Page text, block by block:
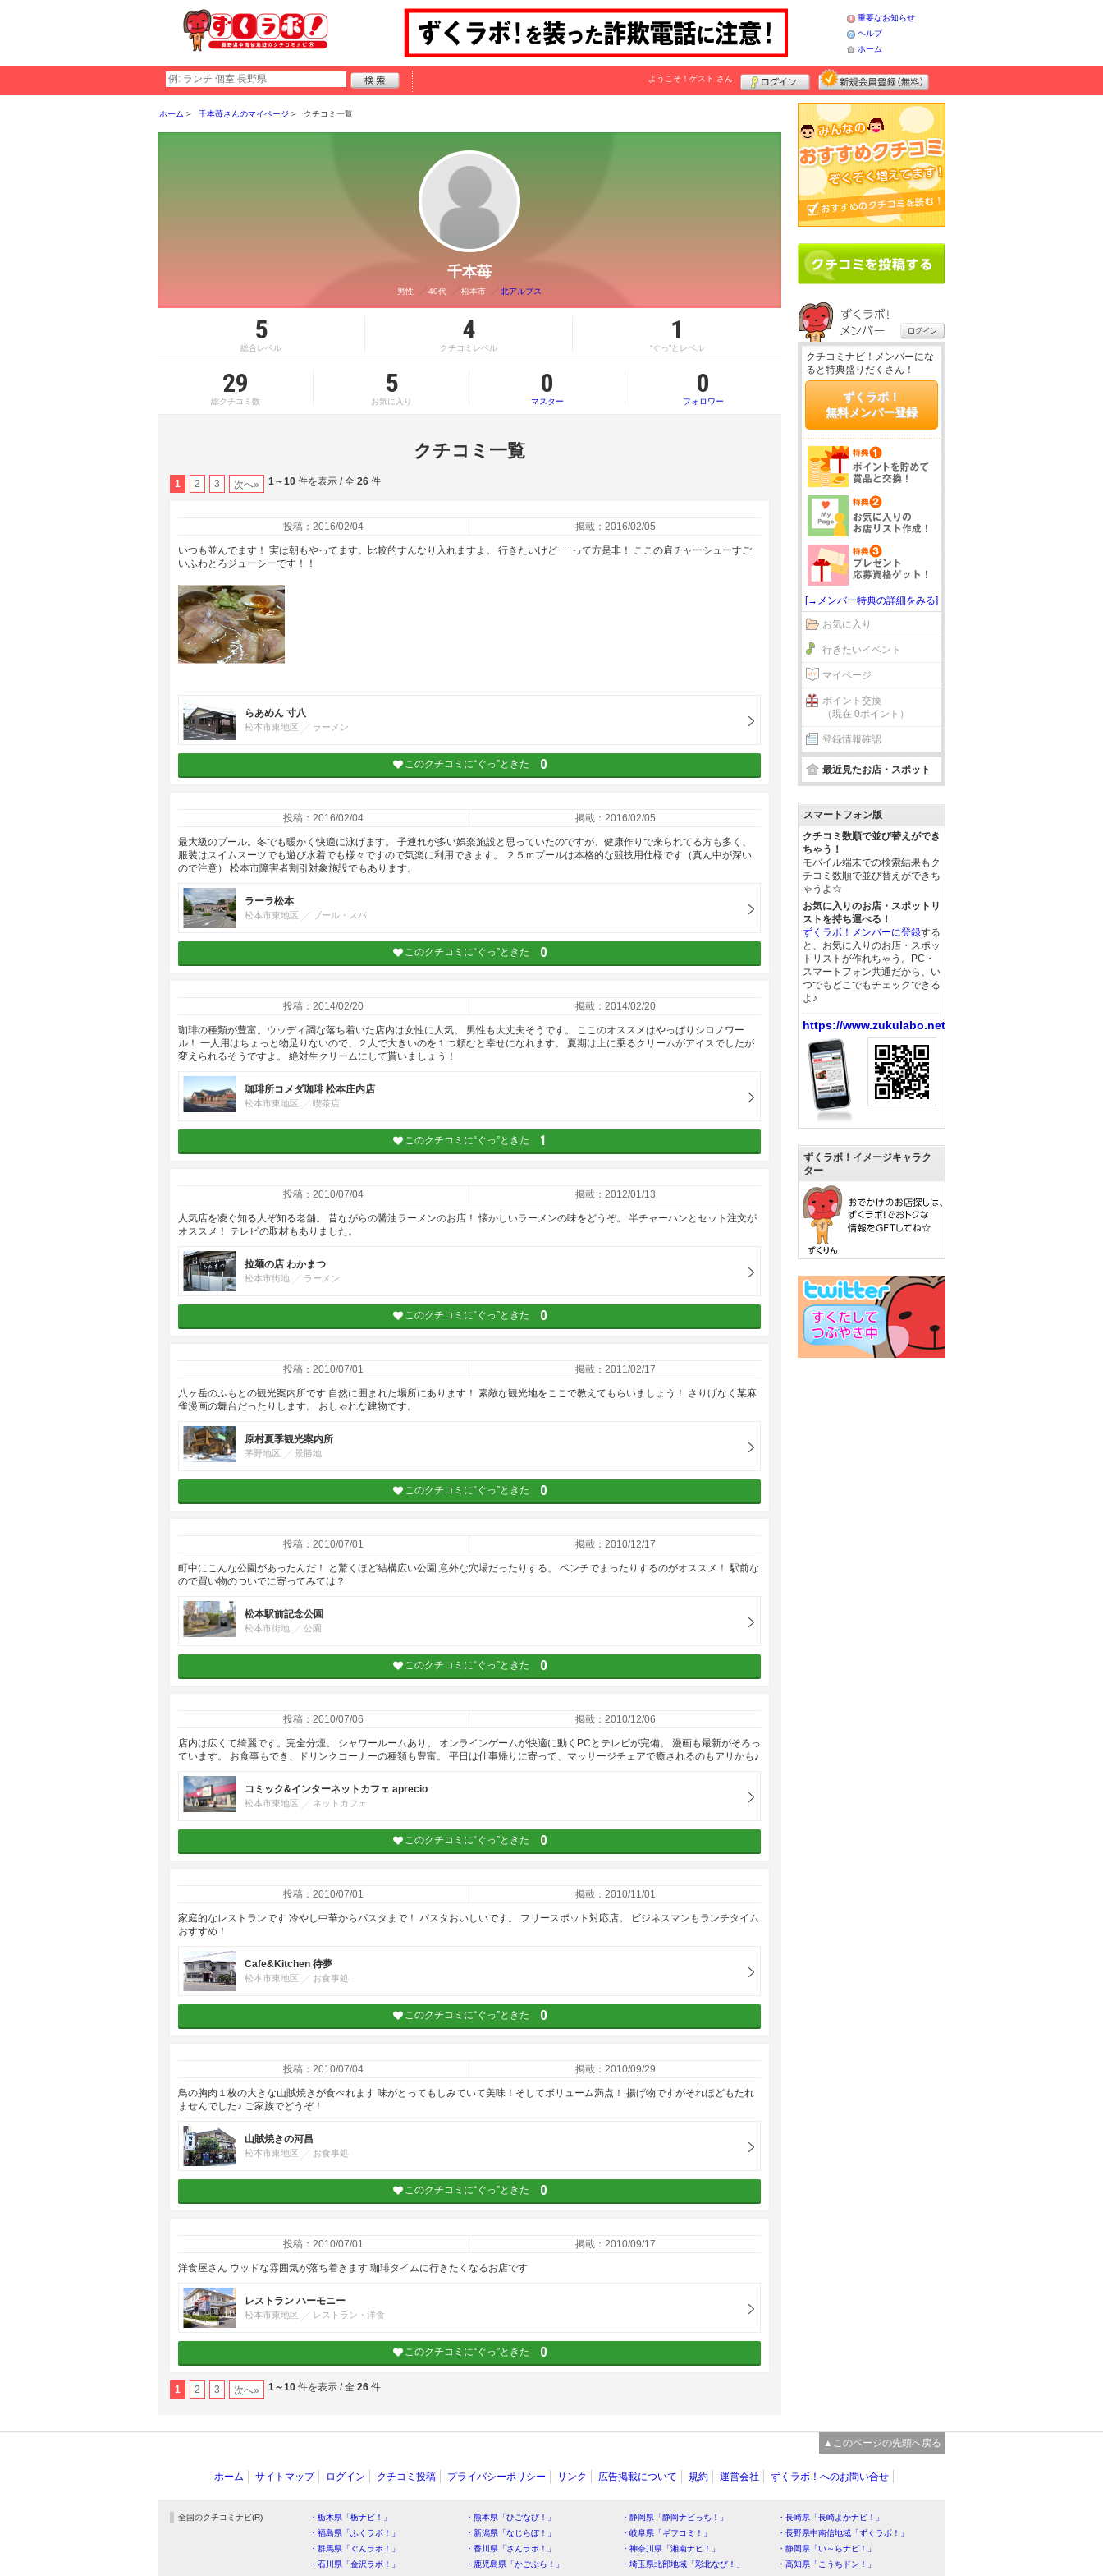
重要なお知らせ
ヘルプ
ホーム
ようこそ！ ゲスト さん
ホーム 千本苺さんのマイページ クチコミ一覧
千本苺
男性 40代 松本市 北アルプス
5
総合レベル
4
クチコミレベル
1
“ぐっ”とレベル
29
総クチコミ数
5
お気に入り
0
マスター
0
フォロワー
クチコミ一覧
1 2 3 次へ» 1～10 件を表示 / 全 26 件
投稿：2016/02/04 掲載：2016/02/05
いつも並んでます！ 実は朝もやってます。比較的すんなり入れますよ。 行きたいけど･･･って方是非！ ここの肩チャーシューすご
いふわとろジューシーです！！
らあめん 寸八
松本市東地区 ラーメン
このクチコミに“ぐっ”ときた 0
投稿：2016/02/04 掲載：2016/02/05
最大級のプール。冬でも暖かく快適に泳げます。 子連れが多い娯楽施設と思っていたのですが、健康作りで来られてる方も多く、
服装はスイムスーツでも遊び水着でも様々ですので気楽に利用できます。 ２５ｍプールは本格的な競技用仕様です（真ん中が深い
ので注意） 松本市障害者割引対象施設でもあります。
ラーラ松本
松本市東地区 プール・スパ
このクチコミに“ぐっ”ときた 0
投稿：2014/02/20 掲載：2014/02/20
珈琲の種類が豊富。ウッディ調な落ち着いた店内は女性に人気。 男性も大丈夫そうです。 ここのオススメはやっぱりシロノワー
ル！ 一人用はちょっと物足りないので、２人で大きいのを１つ頼むと幸せになれます。 夏期は上に乗るクリームがアイスでしたが
変えられるそうですよ。 絶対生クリームにして貰いましょう！
珈琲所コメダ珈琲 松本庄内店
松本市東地区 喫茶店
このクチコミに“ぐっ”ときた 1
投稿：2010/07/04 掲載：2012/01/13
人気店を凌ぐ知る人ぞ知る老舗。 昔ながらの醤油ラーメンのお店！ 懐かしいラーメンの味をどうぞ。 半チャーハンとセット注文が
オススメ！ テレビの取材もありました。
拉麺の店 わかまつ
松本市街地 ラーメン
このクチコミに“ぐっ”ときた 0
投稿：2010/07/01 掲載：2011/02/17
八ヶ岳のふもとの観光案内所です 自然に囲まれた場所にあります！ 素敵な観光地をここで教えてもらいましょう！ さりげなく某麻
雀漫画の舞台だったりします。 おしゃれな建物です。
原村夏季観光案内所
茅野地区 景勝地
このクチコミに“ぐっ”ときた 0
投稿：2010/07/01 掲載：2010/12/17
町中にこんな公園があったんだ！ と驚くほど結構広い公園 意外な穴場だったりする。 ベンチでまったりするのがオススメ！ 駅前な
ので買い物のついでに寄ってみては？
松本駅前記念公園
松本市街地 公園
このクチコミに“ぐっ”ときた 0
投稿：2010/07/06 掲載：2010/12/06
店内は広くて綺麗です。完全分煙。 シャワールームあり。 オンラインゲームが快適に動くPCとテレビが完備。 漫画も最新がそろっ
ています。 お食事もでき、ドリンクコーナーの種類も豊富。 平日は仕事帰りに寄って、マッサージチェアで癒されるのもアリかも♪
コミック&インターネットカフェ aprecio
松本市東地区 ネットカフェ
このクチコミに“ぐっ”ときた 0
投稿：2010/07/01 掲載：2010/11/01
家庭的なレストランです 冷やし中華からパスタまで！ パスタおいしいです。 フリースポット対応店。 ビジネスマンもランチタイム
おすすめ！
Cafe&Kitchen 待夢
松本市東地区 お食事処
このクチコミに“ぐっ”ときた 0
投稿：2010/07/04 掲載：2010/09/29
鳥の胸肉１枚の大きな山賊焼きが食べれます 味がとってもしみていて美味！そしてボリューム満点！ 揚げ物ですがそれほどもたれ
ませんでした♪ ご家族でどうぞ！
山賊焼きの河昌
松本市東地区 お食事処
このクチコミに“ぐっ”ときた 0
投稿：2010/07/01 掲載：2010/09/17
洋食屋さん ウッドな雰囲気が落ち着きます 珈琲タイムに行きたくなるお店です
レストラン ハーモニー
松本市東地区 レストラン・洋食
このクチコミに“ぐっ”ときた 0
1 2 3 次へ» 1～10 件を表示 / 全 26 件
クチコミナビ！メンバーにな
ると特典盛りだくさん！
ずくラボ！
無料メンバー登録
[→メンバー特典の詳細をみる]
お気に入り
行きたいイベント
マイページ
ポイント交換
（現在 0ポイント）
登録情報確認
最近見たお店・スポット
スマートフォン版
クチコミ数順で並び替えができ
ちゃう！
モバイル端末での検索結果もク
チコミ数順で並び替えができち
ゃうよ☆
お気に入りのお店・スポットリ
ストを持ち運べる！
ずくラボ！メンバーに登録する
と、お気に入りのお店・スポッ
トリストが作れちゃう。PC・
スマートフォン共通だから、い
つでもどこでもチェックできる
よ♪
https://www.zukulabo.net/
ずくラボ！イメージキャラク
ター
▲このページの先頭へ戻る
ホーム サイトマップ ログイン クチコミ投稿 プライバシーポリシー リンク 広告掲載について 規約 運営会社 ずくラボ！へのお問い合せ
全国のクチコミナビ(R) ・栃木県「栃ナビ！」 ・熊本県「ひごなび！」 ・静岡県「静岡ナビっち！」
・長崎県「長崎よかナビ！」
・福島県「ふくラボ！」
・新潟県「なじらぼ！」 ・岐阜県「ギフコミ！」
・長野県中南信地域「ずくラボ！」
・群馬県「ぐんラボ！」
・香川県「さんラボ！」 ・神奈川県「湘南ナビ！」
・静岡県「い～らナビ！」
・石川県「金沢ラボ！」
・鹿児島県「かごぶら！」 ・埼玉県北部地域「彩北なび！」 ・高知県「こうちドン！」